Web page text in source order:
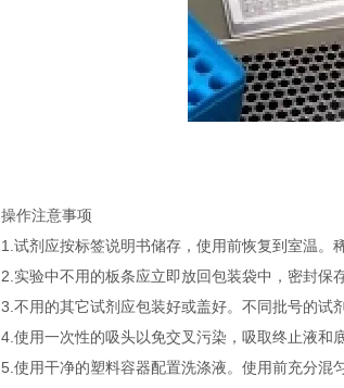
操作注意事项
1.试剂应按标签说明书储存，使用前恢复到室温。
2.实验中不用的板条应立即放回包装袋中，密封保
3.不用的其它试剂应包装好或盖好。不同批号的试
4.使用一次性的吸头以免交叉污染，吸取终止液和
5.使用干净的塑料容器配置洗涤液。使用前充分混